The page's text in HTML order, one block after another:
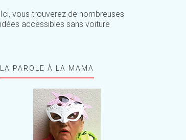
Ici, vous trouverez de nombreuses
idées accessibles sans voiture
LA PAROLE À LA MAMA